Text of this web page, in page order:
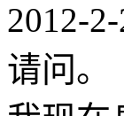
2012-
请问。